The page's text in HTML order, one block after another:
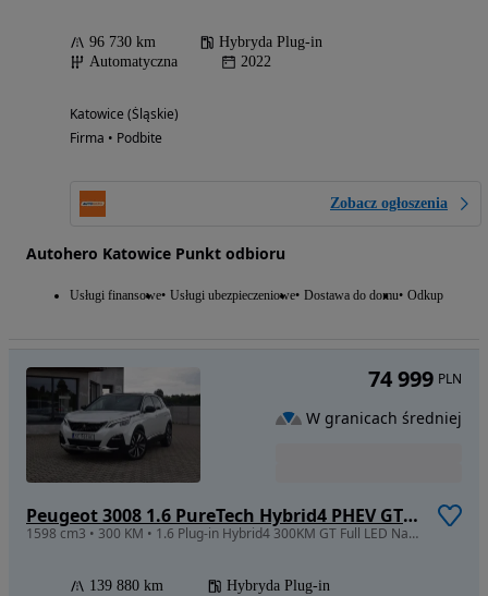
96 730 km
Hybryda Plug-in
Automatyczna
2022
Katowice (Śląskie)
Firma • Podbite
Zobacz ogłoszenia
Autohero Katowice Punkt odbioru
Usługi finansowe Usługi ubezpieczeniowe Dostawa do domu Odkup
Peugeot 3008 1.6 PureTech Hybrid4 PHEV GT S&S EAT8
1598 cm3 • 300 KM • 1.6 Plug-in Hybrid4 300KM GT Full LED Navi Kamery 360 ACC Panorama
139 880 km
Hybryda Plug-in
74 999 PLN
W granicach średniej